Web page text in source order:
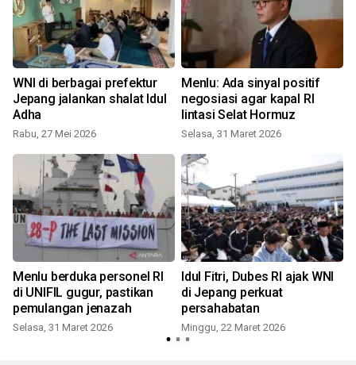
WNI di berbagai prefektur
Jepang jalankan shalat Idul
Adha
Rabu, 27 Mei 2026
Menlu: Ada sinyal positif
negosiasi agar kapal RI
lintasi Selat Hormuz
Selasa, 31 Maret 2026
Menlu berduka personel RI
di UNIFIL gugur, pastikan
pemulangan jenazah
Selasa, 31 Maret 2026
Idul Fitri, Dubes RI ajak WNI
di Jepang perkuat
persahabatan
Minggu, 22 Maret 2026